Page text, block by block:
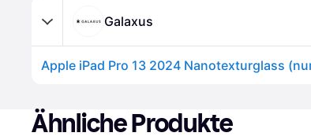
Galaxus
Ähnliche Produkte